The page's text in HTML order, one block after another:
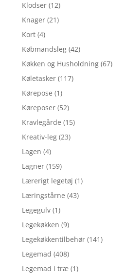
Klodser (12)
Knager (21)
Kort (4)
Købmandsleg (42)
Køkken og Husholdning (67)
Køletasker (117)
Kørepose (1)
Køreposer (52)
Kravlegårde (15)
Kreativ-leg (23)
Lagen (4)
Lagner (159)
Lærerigt legetøj (1)
Læringstårne (43)
Legegulv (1)
Legekøkken (9)
Legekøkkentilbehør (141)
Legemad (408)
Legemad i træ (1)